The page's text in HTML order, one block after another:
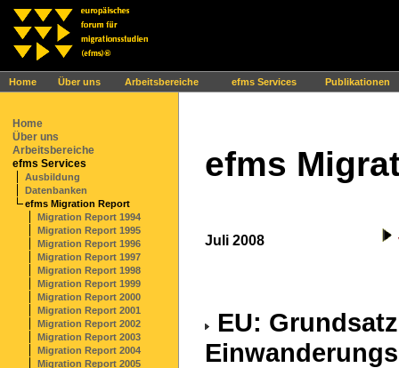
Home Über uns Arbeitsbereiche efms Services Publikationen
Ihr Browser interpretiert leider kein JavaScript!
Home
Über uns
Arbeitsbereiche
efms Services
Ausbildung
Datenbanken
efms Migration Report
Migration Report 1994
Migration Report 1995
Migration Report 1996
Migration Report 1997
Migration Report 1998
Migration Report 1999
Migration Report 2000
Migration Report 2001
Migration Report 2002
Migration Report 2003
Migration Report 2004
Migration Report 2005
efms
Juli 2008
EU: